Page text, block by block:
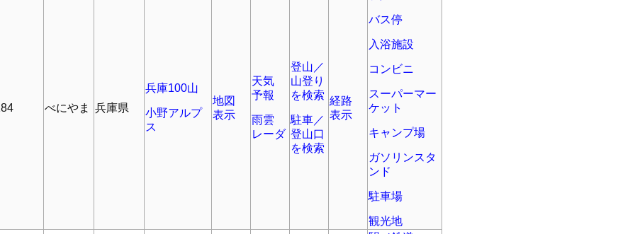
べにやま 兵庫県
兵庫100山
小野アルプ
ス
地図
表示
天気
予報
雨雲
レーダ
登山／
山登り
を検索
駐車／
登山口
を検索
経路
表示
バス停
入浴施設
コンビニ
スーパーマー
ケット
キャンプ場
ガソリンスタ
ンド
駐車場
観光地